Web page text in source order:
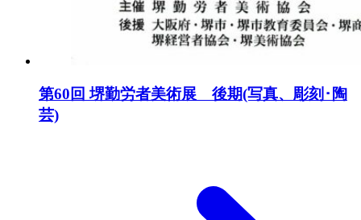
第60回 堺勤労者美術展 後期(写真、彫刻･陶
芸)